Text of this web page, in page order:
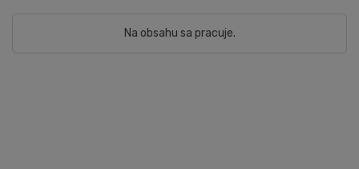
Na obsahu sa pracuje.